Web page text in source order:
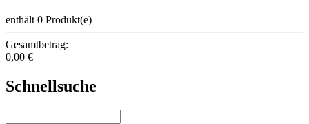
enthält 0 Produkt(e)
Gesamtbetrag:
0,00 €
Schnellsuche